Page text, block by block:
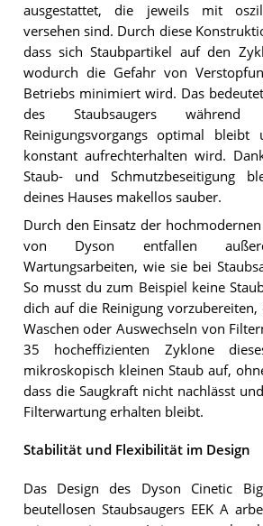
ausgestattet, die jeweils mit
versehen sind. Durch diese
dass sich Staubpartikel auf den
wodurch die Gefahr von
Betriebs minimiert wird. Das
des Staubsaugers während
Reinigungsvorgangs optimal bleibt
konstant aufrechterhalten wird.
Staub- und Schmutzbeseitigung
deines Hauses makellos sauber.
Durch den Einsatz der
von Dyson entfallen
Wartungsarbeiten, wie sie bei
So musst du zum Beispiel keine
dich auf die Reinigung
Waschen oder Auswechseln von
35 hocheffizienten Zyklone
mikroskopisch kleinen Staub auf,
dass die Saugkraft nicht nachlässt
Filterwartung erhalten bleibt.
Stabilität und Flexibilität im Design
Das Design des Dyson Cinetic
beutellosen Staubsaugers EEK A